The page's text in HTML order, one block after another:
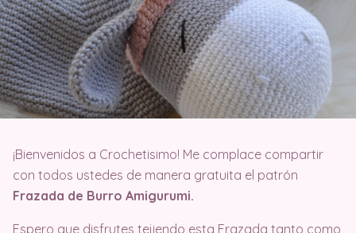
¡Bienvenidos a Crochetisimo! Me complace compartir
con todos ustedes de manera gratuita el patrón
Frazada de Burro Amigurumi.
Espero que disfrutes tejiendo esta Frazada tanto como